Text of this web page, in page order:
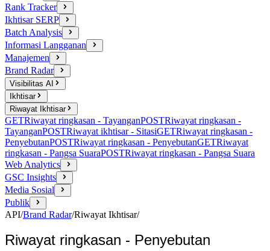
Rank Tracker
Ikhtisar SERP
Batch Analysis
Informasi Langganan
Manajemen
Brand Radar
Visibilitas AI
Ikhtisar
Riwayat Ikhtisar
GETRiwayat ringkasan - TayanganPOSTRiwayat ringkasan -
TayanganPOSTRiwayat ikhtisar - SitasiGETRiwayat ringkasan -
PenyebutanPOSTRiwayat ringkasan - PenyebutanGETRiwayat
ringkasan - Pangsa SuaraPOSTRiwayat ringkasan - Pangsa Suara
Web Analytics
GSC Insights
Media Sosial
Publik
API/Brand Radar/Riwayat Ikhtisar/
Riwayat ringkasan - Penyebutan